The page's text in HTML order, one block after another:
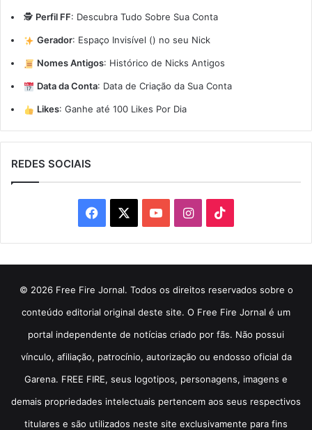
🕵️ Perfil FF: Descubra Tudo Sobre Sua Conta
Gerador: Espaço Invisível (ㅤ) no seu Nick
Nomes Antigos: Histórico de Nicks Antigos
Data da Conta: Data de Criação da Sua Conta
Likes: Ganhe até 100 Likes Por Dia
REDES SOCIAIS
Facebook YouTubeInstagram
© 2026 Free Fire Jornal. Todos os direitos reservados sobre o
conteúdo editorial original deste site. O Free Fire Jornal é um
portal independente de notícias criado por fãs. Não possui
vínculo, afiliação, patrocínio, autorização ou endosso oficial da
Garena. FREE FIRE, seus logotipos, personagens, imagens e
demais propriedades intelectuais pertencem aos seus respectivos
titulares e são utilizados neste site exclusivamente para fins